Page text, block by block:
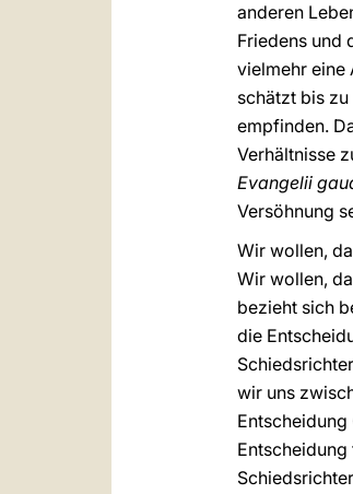
anderen
Friedens und
vielmehr eine
schätzt bis zu
empfinden.
Verhältnisse
Evangelii
Versöhnung
Wir wollen,
Wir wollen,
bezieht sich
die
wir uns